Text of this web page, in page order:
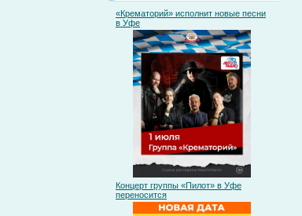
«Крематорий» исполнит новые песни
в Уфе
Концерт группы «Пилот» в Уфе
переносится